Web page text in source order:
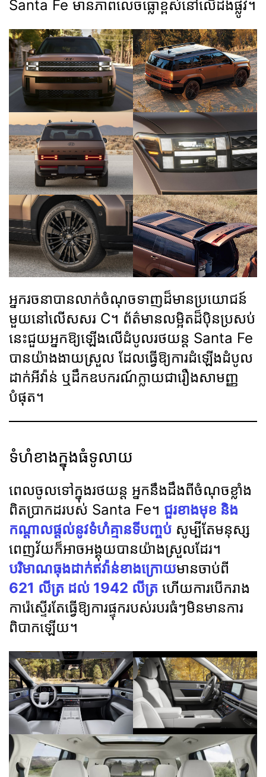
Santa Fe មានភាពលេចធ្លោខ្ពស់នៅលើដងផ្លូវ។
អ្នករចនាបានលាក់ចំណុចទាញដ៏មានប្រយោជន៍
មួយនៅលើសសរ C។ ព័ត៌មានលម្អិតដ៏ប៉ិនប្រសប់
នេះជួយអ្នកឱ្យឡើងលើដំបូលរថយន្ត Santa Fe
បានយ៉ាងងាយស្រួល ដែលធ្វើឱ្យការដំឡើងដំបូល
ដាក់អីវ៉ាន់ ឬដឹកឧបករណ៍ក្លាយជារឿងសាមញ្ញ
បំផុត។
ទំហំខាងក្នុងធំទូលាយ
ពេលចូលទៅក្នុងរថយន្ត អ្នកនឹងដឹងពីចំណុចខ្លាំង
ពិតប្រាកដរបស់ Santa Fe។ ជួរខាងមុខ និង
កណ្តាលផ្តល់នូវទំហំគ្មានទីបញ្ចប់ សូម្បីតែមនុស្ស
ពេញវ័យក៏អាចអង្គុយបានយ៉ាងស្រួលដែរ។
បរិមាណធុងដាក់ឥវ៉ាន់ខាងក្រោយមានចាប់ពី
621 លីត្រ ដល់ 1942 លីត្រ ហើយការបើករាង
ការ៉េស្ទើរតែធ្វើឱ្យការផ្ទុករបស់របរធំៗមិនមានការ
ពិបាកឡើយ។